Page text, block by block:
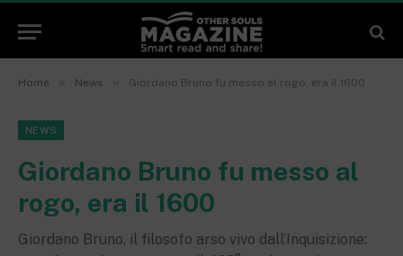
Home » News » Giordano Bruno fu messo al rogo, era il 1600
NEWS
Giordano Bruno fu messo al
rogo, era il 1600
Giordano Bruno, il filosofo arso vivo dall’Inquisizione: